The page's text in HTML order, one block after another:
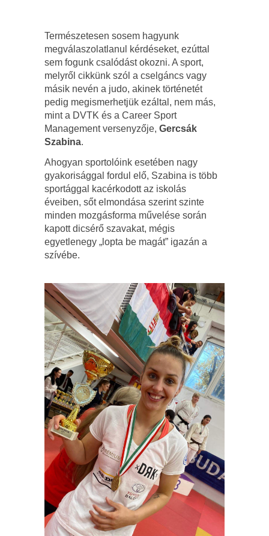
Természetesen sosem hagyunk
megválaszolatlanul kérdéseket, ezúttal
sem fogunk csalódást okozni. A sport,
melyről cikkünk szól a cselgáncs vagy
másik nevén a judo, akinek történetét
pedig megismerhetjük ezáltal, nem más,
mint a DVTK és a Career Sport
Management versenyzője, Gercsák
Szabina.
Ahogyan sportolóink esetében nagy
gyakorisággal fordul elő, Szabina is több
sportággal kacérkodott az iskolás
éveiben, sőt elmondása szerint szinte
minden mozgásforma művelése során
kapott dicsérő szavakat, mégis
egyetlenegy „lopta be magát” igazán a
szívébe.